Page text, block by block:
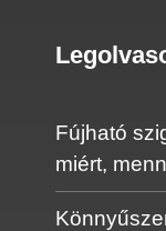
Fújható
miért,